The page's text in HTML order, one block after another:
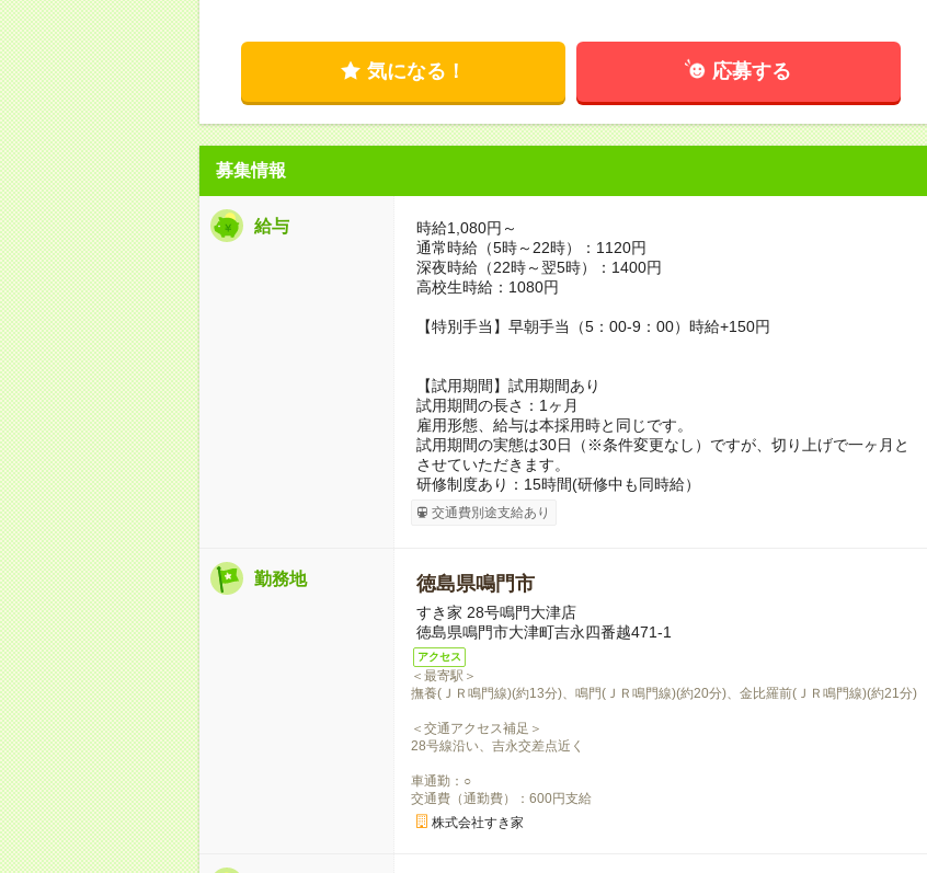
気になる！ 応募する
募集情報
給与
時給1,080円～
通常時給（5時～22時）：1120円
深夜時給（22時～翌5時）：1400円
高校生時給：1080円
【特別手当】早朝手当（5：00-9：00）時給+150円
【試用期間】試用期間あり
試用期間の長さ：1ヶ月
雇用形態、給与は本採用時と同じです。
試用期間の実態は30日（※条件変更なし）ですが、切り上げで一ヶ月と
させていただきます。
研修制度あり：15時間(研修中も同時給）
交通費別途支給あり
勤務地 徳島県鳴門市
すき家 28号鳴門大津店
徳島県鳴門市大津町吉永四番越471-1
アクセス
＜最寄駅＞
撫養(ＪＲ鳴門線)(約13分)、鳴門(ＪＲ鳴門線)(約20分)、金比羅前(ＪＲ鳴門線)(約21分)
＜交通アクセス補足＞
28号線沿い、吉永交差点近く
車通勤：○
交通費（通勤費）：600円支給
株式会社すき家